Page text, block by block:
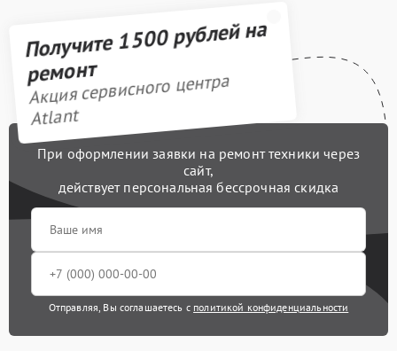
Ремонт электропроводки
Профилактическая
чистка
Ликвидация протечек
Замена платы
управления
1100 рублей
Ремонт/замена датчика
температуры
Замена клапана
давления
990 рублей
Замена терморегулятора 550 рублей
Получите 1500 рублей на
ремонт
Акция сервисного центра
Atlant
При оформлении заявки на ремонт техники через
сайт,
действует персональная бессрочная скидка
Отправляя, Вы соглашаетесь с политикой конфиденциальности